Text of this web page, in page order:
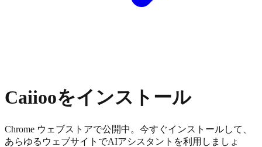
Caiiooをインストール
Chrome ウェブストアで公開中。今すぐインストールして、
あらゆるウェブサイトでAIアシスタントを利用しましょ